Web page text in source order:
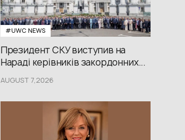
#UWС NEWS
Президент СКУ виступив на
Нараді керівників закордонних...
AUGUST 7,2026